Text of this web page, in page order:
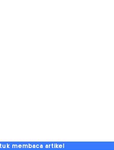
membaca artikel